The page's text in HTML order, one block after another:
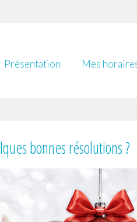
Présentation Mes
bonnes résolutions ?